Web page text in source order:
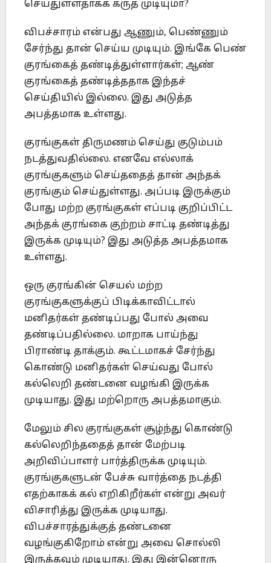
செய்துள்ளதாகக் கருத முடியுமா?
விபச்சாரம் என்பது ஆணும், பெண்ணும்
சேர்ந்து தான் செய்ய முடியும். இங்கே பெண்
குரங்கைத் தண்டித்துள்ளார்கள்; ஆண்
குரங்கைத் தண்டித்ததாக இந்தச்
செய்தியில் இல்லை. இது அடுத்த
அபத்தமாக உள்ளது.
குரங்குகள் திருமணம் செய்து குடும்பம்
நடத்துவதில்லை. எனவே எல்லாக்
குரங்குகளும் செய்ததைத் தான் அந்தக்
குரங்கும் செய்துள்ளது. அப்படி இருக்கும்
போது மற்ற குரங்குகள் எப்படி குறிப்பிட்ட
அந்தக் குரங்கை குற்றம் சாட்டி தண்டித்து
இருக்க முடியும்? இது அடுத்த அபத்தமாக
உள்ளது.
ஒரு குரங்கின் செயல் மற்ற
குரங்குகளுக்குப் பிடிக்காவிட்டால்
மனிதர்கள் தண்டிப்பது போல் அவை
தண்டிப்பதில்லை. மாறாக பாய்ந்து
பிராண்டி தாக்கும். கூட்டமாகச் சேர்ந்து
கொண்டு மனிதர்கள் செய்வது போல்
கல்லெறி தண்டனை வழங்கி இருக்க
முடியாது. இது மற்றொரு அபத்தமாகும்.
மேலும் சில குரங்குகள் சூழ்ந்து கொண்டு
கல்லெறிந்ததைத் தான் மேற்படி
அறிவிப்பாளர் பார்த்திருக்க முடியும்.
குரங்குகளுடன் பேச்சு வார்த்தை நடத்தி
எதற்காகக் கல் எறிகிறீர்கள் என்று அவர்
விசாரித்து இருக்க முடியாது.
விபச்சாரத்துக்குத் தண்டனை
வழங்குகிறோம் என்று அவை சொல்லி
இருக்கவும் முடியாது. இது இன்னொரு